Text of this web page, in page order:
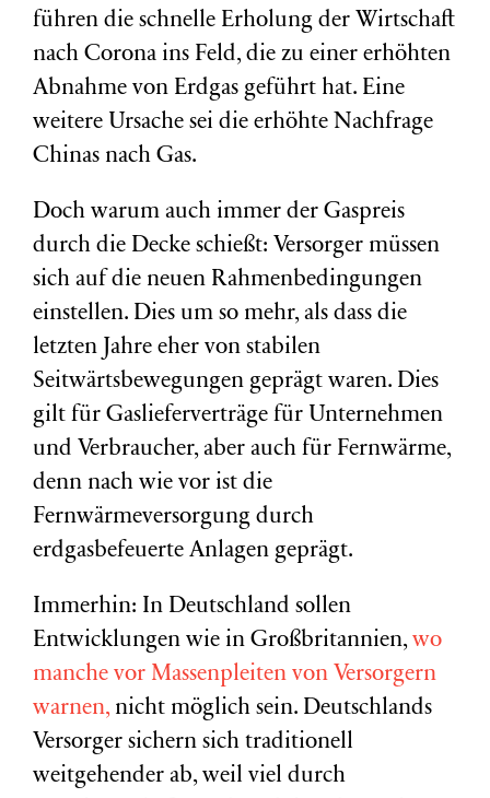
führen die schnelle Erholung der Wirtschaft
nach Corona ins Feld, die zu einer erhöhten
Abnahme von Erdgas geführt hat. Eine
weitere Ursache sei die erhöhte Nachfrage
Chinas nach Gas.
Doch warum auch immer der Gaspreis
durch die Decke schießt: Versorger müssen
sich auf die neuen Rahmenbedingungen
einstellen. Dies um so mehr, als dass die
letzten Jahre eher von stabilen
Seitwärtsbewegungen geprägt waren. Dies
gilt für Gaslieferverträge für Unternehmen
und Verbraucher, aber auch für Fernwärme,
denn nach wie vor ist die
Fernwärmeversorgung durch
erdgasbefeuerte Anlagen geprägt.
Immerhin: In Deutschland sollen
Entwicklungen wie in Großbritannien,wo
manche vor Massenpleiten von Versorgern
warnen, nicht möglich sein. Deutschlands
Versorger sichern sich traditionell
weitgehender ab, weil viel durch